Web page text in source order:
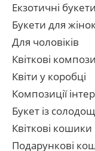
Екзотичні букети
Букети для
Для чоловіків
Квіткові
Квіти у коробці
Композиції
Букет із
Квіткові кошики
Подарункові